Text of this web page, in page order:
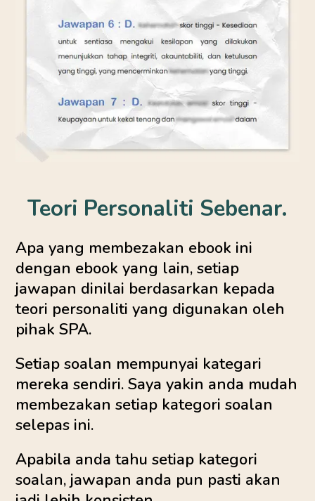
Teori Personaliti Sebenar.
Apa yang membezakan ebook ini
dengan ebook yang lain, setiap
jawapan dinilai berdasarkan kepada
teori personaliti yang digunakan oleh
pihak SPA.
Setiap soalan mempunyai kategari
mereka sendiri. Saya yakin anda mudah
membezakan setiap kategori soalan
selepas ini.
Apabila anda tahu setiap kategori
soalan, jawapan anda pun pasti akan